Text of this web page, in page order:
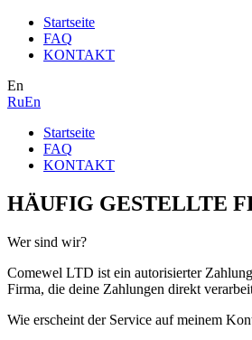
Startseite
FAQ
KONTAKT
En
RuEn
Startseite
FAQ
KONTAKT
HÄUFIG GESTELLTE
Wer sind wir?
Comewel LTD ist ein autorisierter
Firma, die deine Zahlungen direkt
Wie erscheint der Service auf meinem